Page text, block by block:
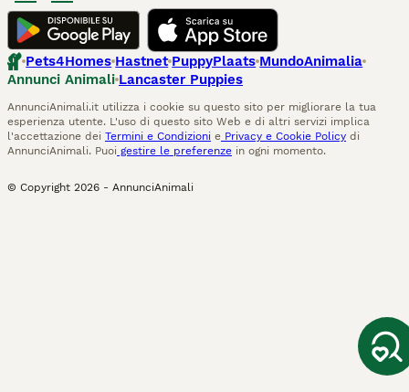
Pets4Homes Hastnet PuppyPlaats MundoAnimalia
Annunci Animali Lancaster Puppies
AnnunciAnimali.it utilizza i cookie su questo sito per migliorare la tua
esperienza utente. L'uso di questo sito Web e di altri servizi implica
l'accettazione dei Termini e Condizioni e Privacy e Cookie Policy di
AnnunciAnimali. Puoi gestire le preferenze in ogni momento.
© Copyright 2026 - AnnunciAnimali